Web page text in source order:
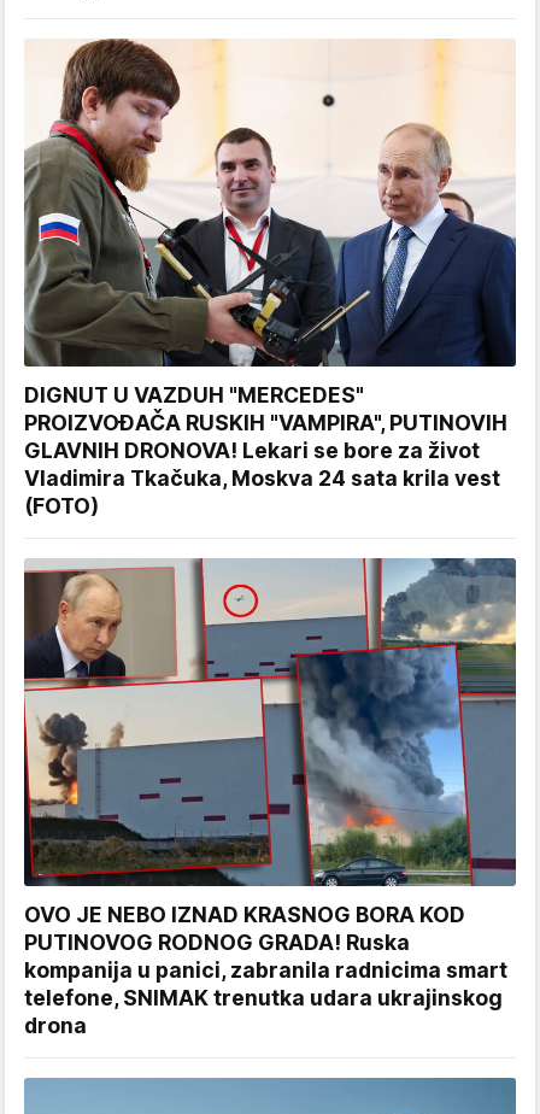
DIGNUT U VAZDUH "MERCEDES"
PROIZVOĐAČA RUSKIH "VAMPIRA", PUTINOVIH
GLAVNIH DRONOVA! Lekari se bore za život
Vladimira Tkačuka, Moskva 24 sata krila vest
(FOTO)
OVO JE NEBO IZNAD KRASNOG BORA KOD
PUTINOVOG RODNOG GRADA! Ruska
kompanija u panici, zabranila radnicima smart
telefone, SNIMAK trenutka udara ukrajinskog
drona